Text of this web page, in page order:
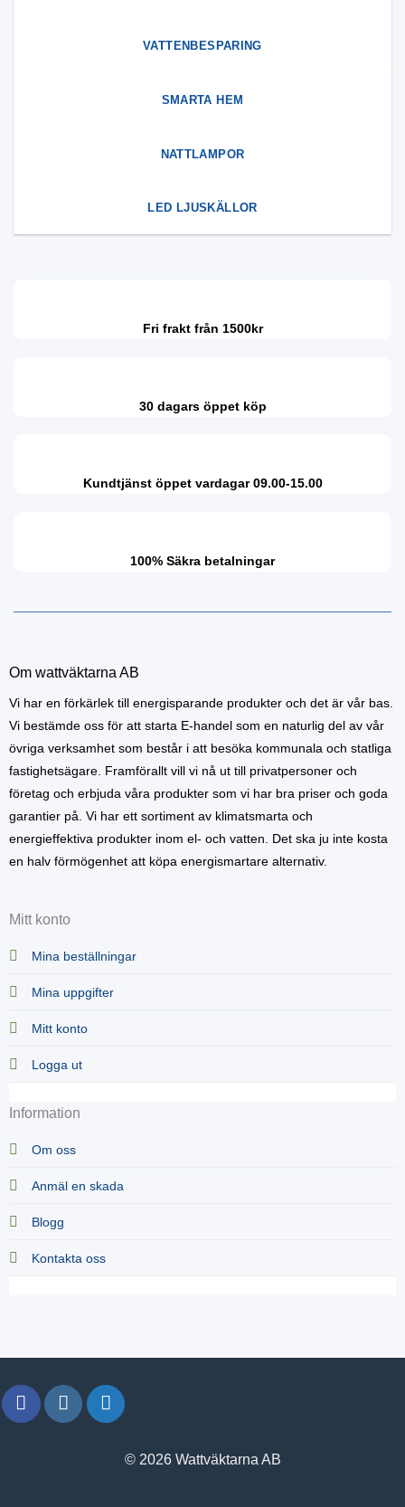
VATTENBESPARING
SMARTA HEM
NATTLAMPOR
LED LJUSKÄLLOR
Fri frakt från 1500kr
30 dagars öppet köp
Kundtjänst öppet vardagar 09.00-15.00
100% Säkra betalningar
Om wattväktarna AB
Vi har en förkärlek till energisparande produkter och det är vår bas.
Vi bestämde oss för att starta E-handel som en naturlig del av vår
övriga verksamhet som består i att besöka kommunala och statliga
fastighetsägare. Framförallt vill vi nå ut till privatpersoner och
företag och erbjuda våra produkter som vi har bra priser och goda
garantier på. Vi har ett sortiment av klimatsmarta och
energieffektiva produkter inom el- och vatten. Det ska ju inte kosta
en halv förmögenhet att köpa energismartare alternativ.
Mitt konto
Mina beställningar
Mina uppgifter
Mitt konto
Logga ut
Information
Om oss
Anmäl en skada
Blogg
Kontakta oss
© 2026 Wattväktarna AB